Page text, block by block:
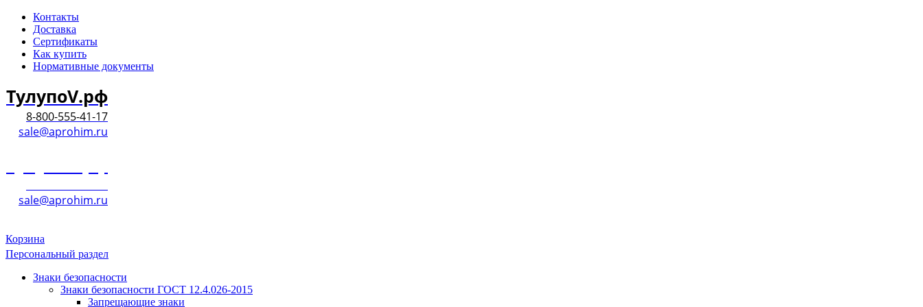
Контакты
Доставка
Сертификаты
Как купить
Нормативные документы
ТулупоV.рф
8-800-555-41-17
sale@aprohim.ru
sale@aprohim.ru
Корзина
Персональный раздел
Знаки безопасности
Знаки безопасности ГОСТ 12.4.026-2015
Запрещающие знаки